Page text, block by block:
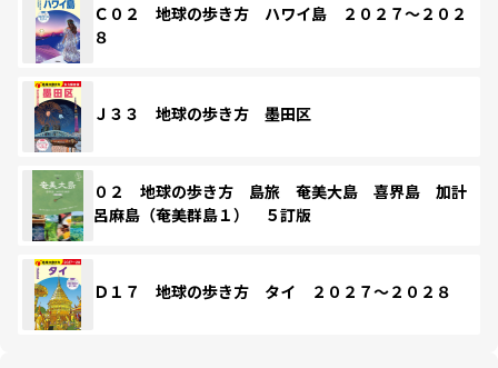
Ｃ０２ 地球の歩き方 ハワイ島 ２０２７～２０２
８
Ｊ３３ 地球の歩き方 墨田区
０２ 地球の歩き方 島旅 奄美大島 喜界島 加計
呂麻島（奄美群島１） ５訂版
Ｄ１７ 地球の歩き方 タイ ２０２７～２０２８